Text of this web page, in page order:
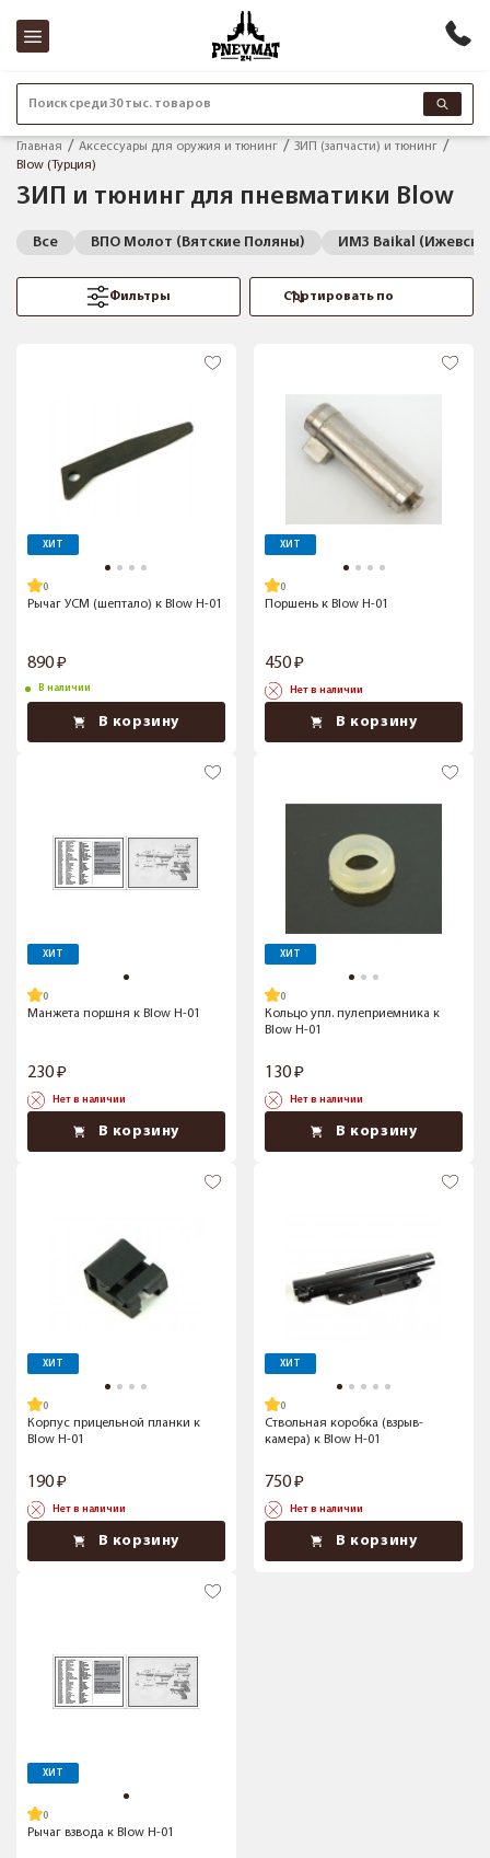
Поиск среди 30 тыс. товаров
Главная Аксессуары для оружия и тюнинг
ЗИП (запчасти) и тюнинг
Blow (Турция)
ЗИП и тюнинг для пневматики Blow
Все ВПО Молот (Вятские Поляны) ИМЗ Baikal (Ижевск)
Фильтры
ХИТ
Рычаг УСМ (шептало) к Blow H-01
890
В наличии
В корзину
ХИТ
Поршень к Blow H-01
450
Нет в наличии
В корзину
ХИТ
Манжета поршня к Blow H-01
230
Нет в наличии
В корзину
ХИТ
Кольцо упл. пулеприемника к
Blow H-01
130
Нет в наличии
В корзину
ХИТ
Корпус прицельной планки к
Blow H-01
190
Нет в наличии
В корзину
ХИТ
Ствольная коробка (взрыв-
камера) к Blow H-01
750
Нет в наличии
В корзину
ХИТ
Рычаг взвода к Blow H-01